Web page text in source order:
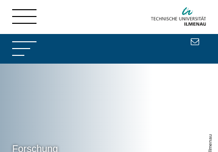
Forschung